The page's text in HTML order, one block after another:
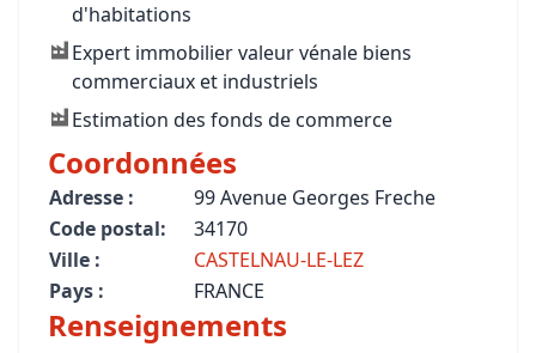
d'habitations
Expert immobilier valeur vénale biens
commerciaux et industriels
Estimation des fonds de commerce
Coordonnées
Adresse :
99 Avenue Georges Freche
Code postal:
34170
Ville :
CASTELNAU-LE-LEZ
Pays :
FRANCE
Renseignements